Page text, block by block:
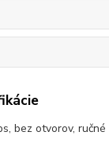
bez otvorov,